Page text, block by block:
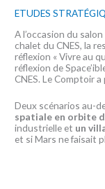
ETUDES
A l’occasion du
chalet du CNES, la
réflexion « Vivre au
réflexion de
CNES. Le Comptoir
Deux scénarios au-
spatiale en orbite
industrielle et un
et si Mars ne faisait